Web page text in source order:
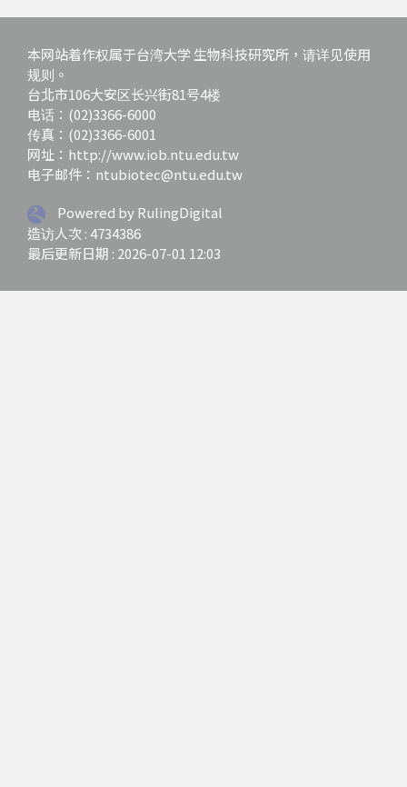
本网站着作权属于台湾大学 生物科技研究所，请详见使用
规则。
台北市106大安区长兴街81号4楼
电话：(02)3366-6000
传真：(02)3366-6001
网址：http://www.iob.ntu.edu.tw
电子邮件：ntubiotec@ntu.edu.tw
Powered by RulingDigital
造访人次 : 4734386
最后更新日期 : 2026-07-01 12:03